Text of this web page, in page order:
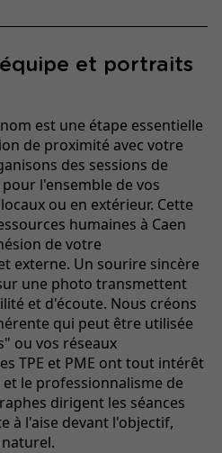
et portraits
est une étape essentielle
de proximité avec votre
des sessions de
pour l'ensemble de vos
ou en extérieur. Cette
humaines à Caen
de votre
externe. Un sourire sincère
une photo transmettent
et d'écoute. Nous créons
qui peut être utilisée
ou vos réseaux
TPE et PME ont tout intérêt
le professionnalisme de
dirigent les séances
à l'aise devant l'objectif,